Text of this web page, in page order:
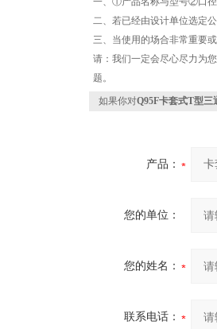
二、若已经由设计单位选定
三、当使用的场合非常重要
请：我们一定会尽心尽力为
题。
如果你对Q95F卡套式T型三
产品：
您的单位：
您的姓名：
联系电话：